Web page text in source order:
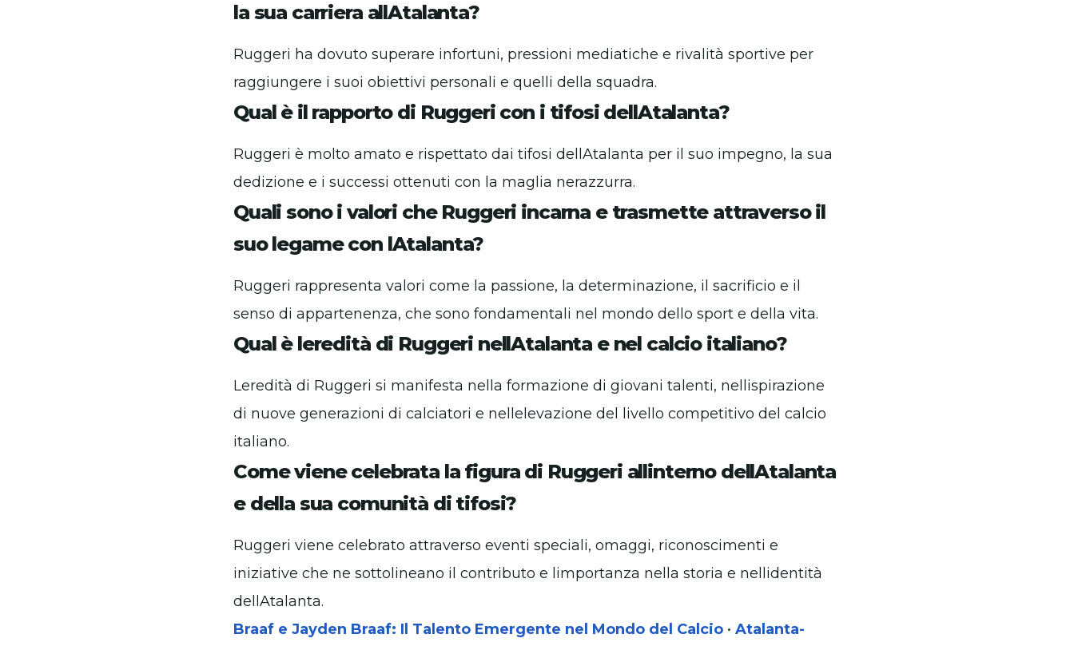
la sua carriera allAtalanta?
Ruggeri ha dovuto superare infortuni, pressioni mediatiche e rivalità sportive per
raggiungere i suoi obiettivi personali e quelli della squadra.
Qual è il rapporto di Ruggeri con i tifosi dellAtalanta?
Ruggeri è molto amato e rispettato dai tifosi dellAtalanta per il suo impegno, la sua
dedizione e i successi ottenuti con la maglia nerazzurra.
Quali sono i valori che Ruggeri incarna e trasmette attraverso il
suo legame con lAtalanta?
Ruggeri rappresenta valori come la passione, la determinazione, il sacrificio e il
senso di appartenenza, che sono fondamentali nel mondo dello sport e della vita.
Qual è leredità di Ruggeri nellAtalanta e nel calcio italiano?
Leredità di Ruggeri si manifesta nella formazione di giovani talenti, nellispirazione
di nuove generazioni di calciatori e nellelevazione del livello competitivo del calcio
italiano.
Come viene celebrata la figura di Ruggeri allinterno dellAtalanta
e della sua comunità di tifosi?
Ruggeri viene celebrato attraverso eventi speciali, omaggi, riconoscimenti e
iniziative che ne sottolineano il contributo e limportanza nella storia e nellidentità
dellAtalanta.
Braaf e Jayden Braaf: Il Talento Emergente nel Mondo del Calcio • Atalanta-